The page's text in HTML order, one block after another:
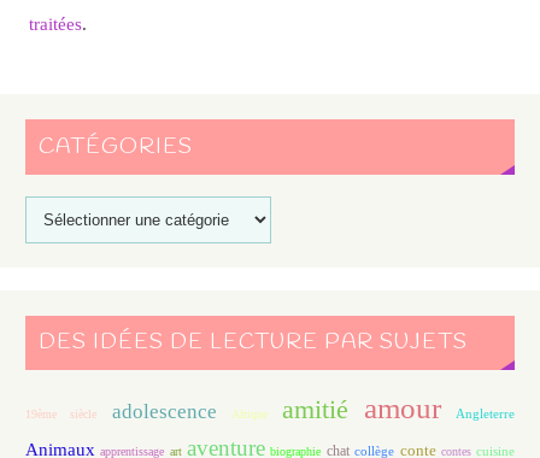
traitées.
CATÉGORIES
DES IDÉES DE LECTURE PAR SUJETS
19ème siècle adolescence Afrique amitié amour Angleterre
Animaux apprentissage art aventure biographie chat collège conte contes cuisine